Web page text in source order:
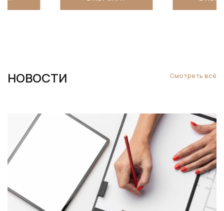
НОВОСТИ Смотреть всё